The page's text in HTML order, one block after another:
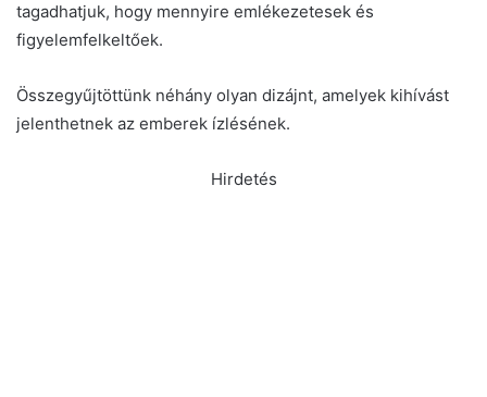
tagadhatjuk, hogy mennyire emlékezetesek és
figyelemfelkeltőek.
Összegyűjtöttünk néhány olyan dizájnt, amelyek kihívást
jelenthetnek az emberek ízlésének.
Hirdetés